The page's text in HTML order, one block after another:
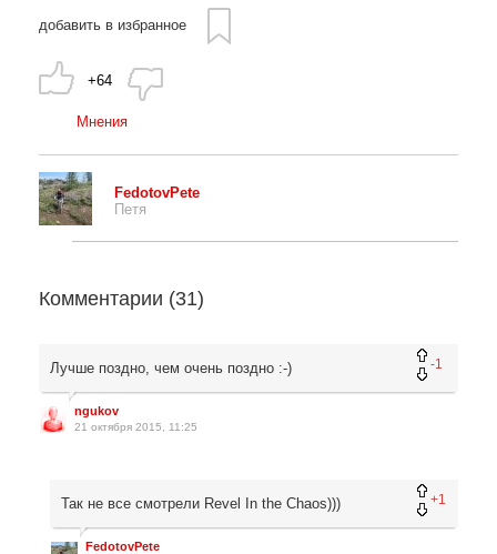
добавить в избранное
+64
Мнения
FedotovPete
Петя
Комментарии (31)
-1
Лучше поздно, чем очень поздно :-)
ngukov
21 октября 2015, 11:25
+1
Так не все смотрели Revel In the Chaos)))
FedotovPete